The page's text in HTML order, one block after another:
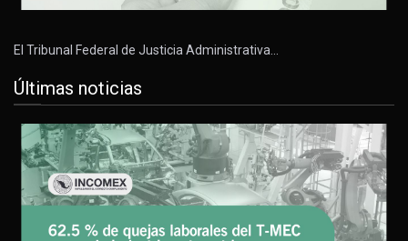
El Tribunal Federal de Justicia Administrativa…
Últimas noticias